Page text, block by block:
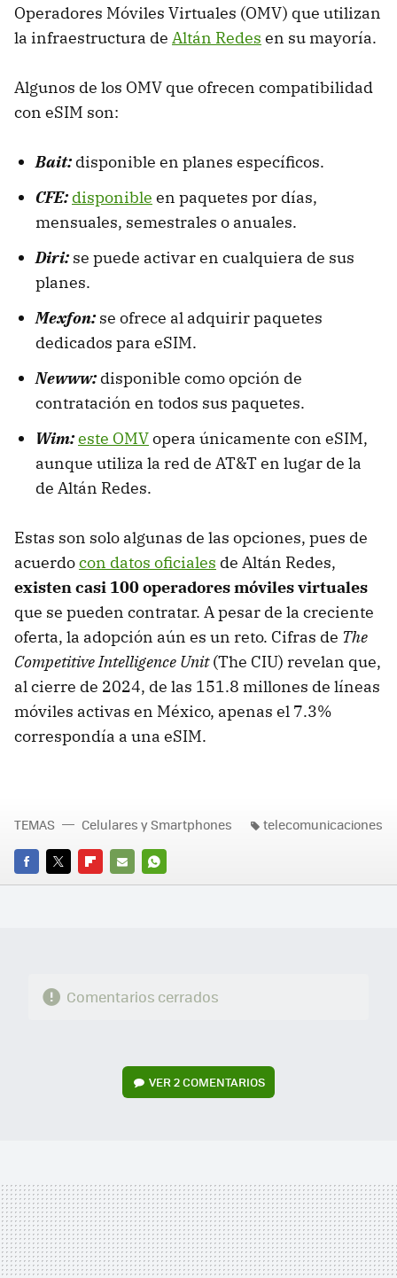
Operadores Móviles Virtuales (OMV) que utilizan
la infraestructura de Altán Redes en su mayoría.
Algunos de los OMV que ofrecen compatibilidad
con eSIM son:
Bait:disponible en planes específicos.
CFE: disponible en paquetes por días,
mensuales, semestrales o anuales.
Diri:se puede activar en cualquiera de sus
planes.
Mexfon:se ofrece al adquirir paquetes
dedicados para eSIM.
Newww:disponible como opción de
contratación en todos sus paquetes.
Wim:este OMVopera únicamente con eSIM,
aunque utiliza la red de AT&T en lugar de la
de Altán Redes.
Estas son solo algunas de las opciones, pues de
acuerdocon datos oficiales de Altán Redes,
existen casi 100 operadores móvilesvirtuales
que se pueden contratar. A pesar de la creciente
oferta, la adopción aún es un reto. Cifras de The
Competitive Intelligence Unit(The CIU) revelan que,
al cierre de 2024, de las 151.8 millones de líneas
móviles activas en México, apenas el 7.3%
correspondía a una eSIM.
FACEBOOK
TWITTERFLIPBOARD
E-
WHATSAPP
TEMAS Celulares y Smartphones telecomunicaciones
Comentarios cerrados
VER2 COMENTARIOS